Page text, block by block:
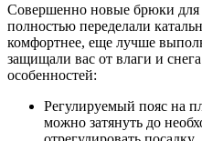
Совершенно новые брюки для
полностью переделали
комфортнее, еще лучше
защищали вас от влаги и
особенностей:
Регулируемый пояс на
можно затянуть до